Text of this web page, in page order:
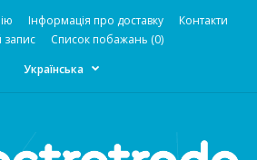
Інформація про доставку
Контакти
запис
Список побажань (0)
Українська